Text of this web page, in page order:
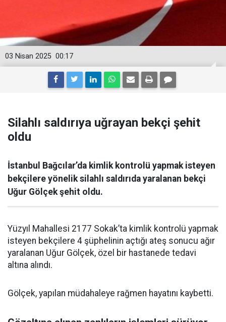
00:17
03 Nisan 2025
Silahlı saldırıya uğrayan bekçi şehit
oldu
İstanbul Bağcılar’da kimlik kontrolü yapmak isteyen
bekçilere yönelik silahlı saldırıda yaralanan bekçi
Uğur Gölçek şehit oldu.
Yüzyıl Mahallesi 2177 Sokak’ta kimlik kontrolü yapmak
isteyen bekçilere 4 şüphelinin açtığı ateş sonucu ağır
yaralanan Uğur Gölçek, özel bir hastanede tedavi
altına alındı.
Gölçek, yapılan müdahaleye rağmen hayatını kaybetti.